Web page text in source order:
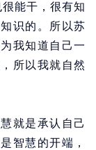
能干，很有知
识的。所以苏
我知道自己一
所以我就自然
就是承认自己
智慧的开端，